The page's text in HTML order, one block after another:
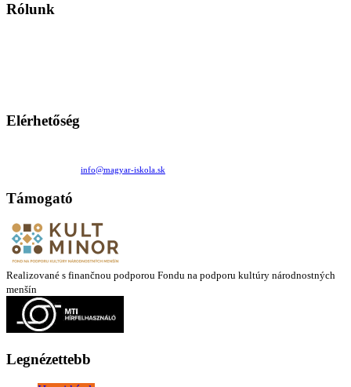
Rólunk
Elérhetőség
info@magyar-iskola.sk
Támogató
Realizované s finančnou podporou Fondu na podporu kultúry národnostných
menšín
Legnézettebb